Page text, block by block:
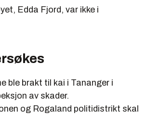
Edda Fjord, var ikke i
ble brakt til kai i Tananger i
av skader.
og Rogaland politidistrikt skal